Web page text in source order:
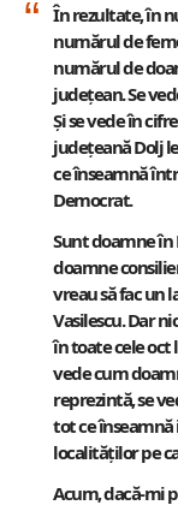
În rezultate, în
numărul de
numărul de
județean. Se
Și se vede în
județeană Dolj
ce înseamnă
Democrat.
Sunt doamne
doamne
vreau să fac un
Vasilescu. Dar
în toate cele oct
vede cum
reprezintă, se
tot ce înseamnă
localităților pe
Acum, dacă-mi